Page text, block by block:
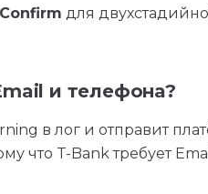
Confirm для
и телефона?
в лог и отправит
что T-Bank требует